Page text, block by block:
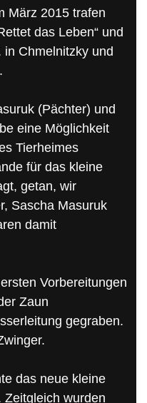
März 2015 trafen
das Leben“ und
in Chmelnitzky und
(Pächter) und
eine Möglichkeit
Tierheimes
für das kleine
getan, wir
Sascha Masuruk
damit
Vorbereitungen
Zaun
gegraben.
das neue kleine
Zeitgleich wurden